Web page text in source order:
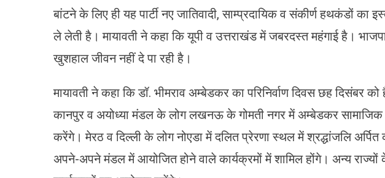
बांटने के लिए ही यह पार्टी नए जातिवादी, साम्प्रदायिक व संकीर्ण हथकंडों
ले लेती है। मायावती ने कहा कि यूपी व उत्तराखंड में जबरदस्त महंगाई है।
खुशहाल जीवन नहीं दे पा रही है।
मायावती ने कहा कि डॉ. भीमराव अम्बेडकर का परिनिर्वाण दिवस छह दिसंबर
कानपुर व अयोध्या मंडल के लोग लखनऊ के गोमती नगर में अम्बेडकर सामाजिक
करेंगे। मेरठ व दिल्ली के लोग नोएडा में दलित प्रेरणा स्थल में श्रद्धांजलि
अपने-अपने मंडल में आयोजित होने वाले कार्यक्रमों में शामिल होंगे। अन्य